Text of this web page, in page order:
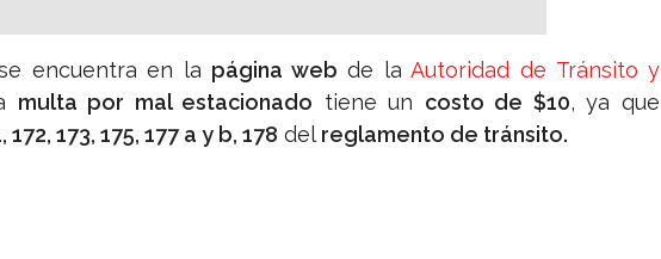
encuentra en la página web de laAutoridad de Tránsito y
multa por mal estacionado tiene un costo de $10, ya que
173, 175, 177 a y b, 178 delreglamento de tránsito.